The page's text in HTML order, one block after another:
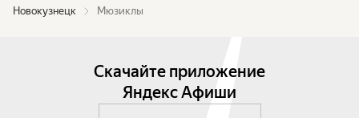
Новокузнецк Мюзиклы
Скачайте приложение
Яндекс Афиши